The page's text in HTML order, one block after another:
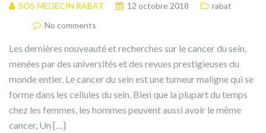
SOS MEDECIN RABAT 12 octobre 2018
rabat
No comments
Les dernières nouveauté et recherches sur le cancer du sein,
menées par des universités et des revues prestigieuses du
monde entier. Le cancer du sein est une tumeur maligne qui se
forme dans les cellules du sein. Bien que la plupart du temps
chez les femmes, les hommes peuvent aussi avoir le même
cancer, Un […]